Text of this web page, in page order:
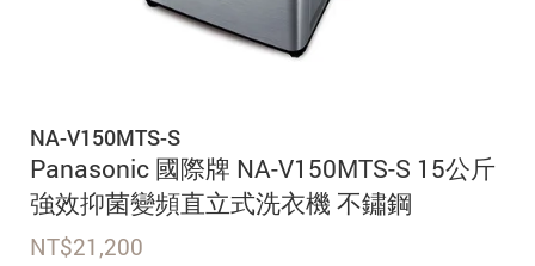
NA-V150MTS-S
Panasonic 國際牌 NA-V150MTS-S 15公斤
強效抑菌變頻直立式洗衣機 不鏽鋼
NT$21,200
加入 JARVIS VIP